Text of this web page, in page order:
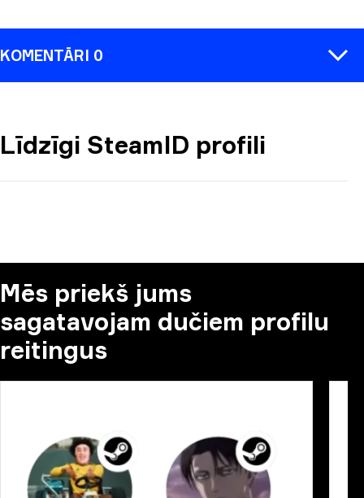
KOMENTĀRI 0
KOMENTĒT
Līdzīgi SteamID profili
Mēs priekš jums
sagatavojam dučiem profilu
reitingus